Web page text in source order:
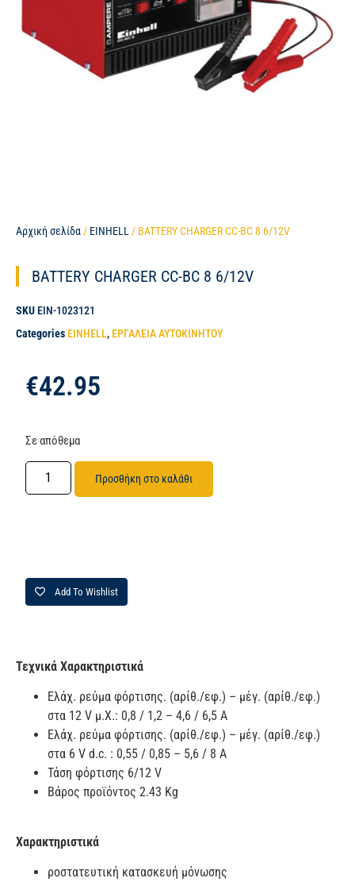
Αρχική σελίδα / EINHELL / BATTERY CHARGER CC-BC 8 6/12V
BATTERY CHARGER CC-BC 8 6/12V
SKU EIN-1023121
Categories EINHELL, ΕΡΓΑΛΕΙΑ ΑΥΤΟΚΙΝΗΤΟΥ
€42.95
Σε απόθεμα
Προσθήκη στο καλάθι
Add To Wishlist
Τεχνικά Χαρακτηριστικά
Ελάχ. ρεύμα φόρτισης. (αρίθ./εφ.) – μέγ. (αρίθ./εφ.)
στα 12 V μ.Χ.: 0,8 / 1,2 – 4,6 / 6,5 A
Ελάχ. ρεύμα φόρτισης. (αρίθ./εφ.) – μέγ. (αρίθ./εφ.)
στα 6 V d.c. : 0,55 / 0,85 – 5,6 / 8 A
Τάση φόρτισης 6/12 V
Βάρος προϊόντος 2.43 Kg
Χαρακτηριστικά
ροστατευτική κατασκευή μόνωσης